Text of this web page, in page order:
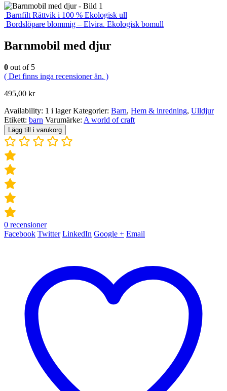
Barnfilt Rättvik i 100 % Ekologisk ull
Bordslöpare blommig – Elvira. Ekologisk bomull
Barnmobil med djur
0 out of 5
( Det finns inga recensioner än. )
495,00 kr
Availability: 1 i lager Kategorier: Barn, Hem & inredning, Ulldjur
Etikett: barn Varumärke: A world of craft
Lägg till i varukorg
0 recensioner
Facebook Twitter LinkedIn Google + Email